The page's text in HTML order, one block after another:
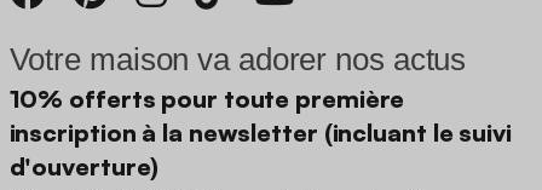
Votre maison va adorer nos actus
10% offerts pour toute première
inscription à la newsletter (incluant le suivi
d'ouverture)